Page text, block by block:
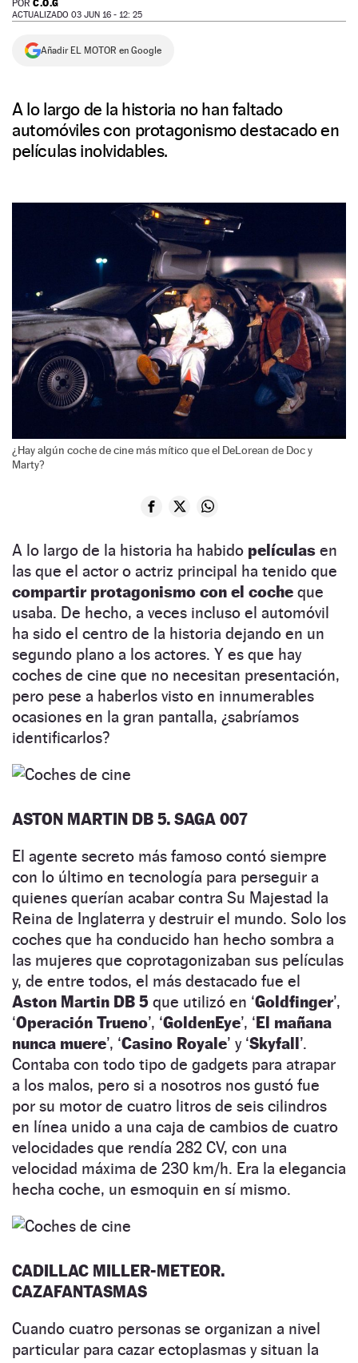
NEWSLETTER
POR C.O.G
ACTUALIZADO 03 JUN 16 - 12: 25
Añadir EL MOTOR en Google
A lo largo de la historia no han faltado
automóviles con protagonismo destacado en
películas inolvidables.
¿Hay algún coche de cine más mítico que el DeLorean de Doc y
Marty?
A lo largo de la historia ha habido películas en
las que el actor o actriz principal ha tenido que
compartir protagonismo con el coche que
usaba. De hecho, a veces incluso el automóvil
ha sido el centro de la historia dejando en un
segundo plano a los actores. Y es que hay
coches de cine que no necesitan presentación,
pero pese a haberlos visto en innumerables
ocasiones en la gran pantalla, ¿sabríamos
identificarlos?
ASTON MARTIN DB 5. SAGA 007
El agente secreto más famoso contó siempre
con lo último en tecnología para perseguir a
quienes querían acabar contra Su Majestad la
Reina de Inglaterra y destruir el mundo. Solo los
coches que ha conducido han hecho sombra a
las mujeres que coprotagonizaban sus películas
y, de entre todos, el más destacado fue el
Aston Martin DB 5 que utilizó en ‘Goldfinger’,
‘Operación Trueno’, ‘GoldenEye’, ‘El mañana
nunca muere’, ‘Casino Royale’ y ‘Skyfall’.
Contaba con todo tipo de gadgets para atrapar
a los malos, pero si a nosotros nos gustó fue
por su motor de cuatro litros de seis cilindros
en línea unido a una caja de cambios de cuatro
velocidades que rendía 282 CV, con una
velocidad máxima de 230 km/h. Era la elegancia
hecha coche, un esmoquin en sí mismo.
CADILLAC MILLER-METEOR.
CAZAFANTASMAS
Cuando cuatro personas se organizan a nivel
particular para cazar ectoplasmas y situan la